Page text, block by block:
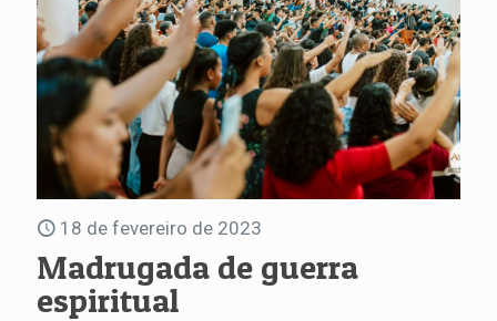
18 de fevereiro de 2023
Madrugada de guerra
espiritual